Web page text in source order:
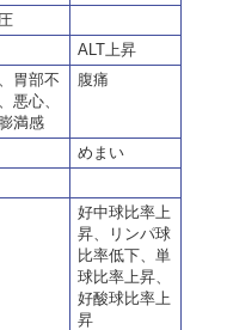
ALT上昇
胃部不
悪心、
満感
腹痛
めまい
好中球比率上
昇、リンパ球
比率低下、単
球比率上昇、
好酸球比率上
昇